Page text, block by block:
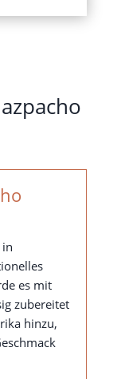
es mit
zubereitet
hinzu,